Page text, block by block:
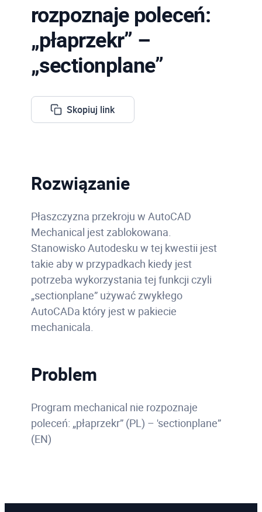
rozpoznaje poleceń:
„płaprzekr” –
„sectionplane”
Skopiuj link
Problem
Program mechanical nie rozpoznaje
poleceń: „płaprzekr” (PL) – 'sectionplane”
(EN)
Rozwiązanie
Płaszczyzna przekroju w AutoCAD
Mechanical jest zablokowana.
Stanowisko Autodesku w tej kwestii jest
takie aby w przypadkach kiedy jest
potrzeba wykorzystania tej funkcji czyli
„sectionplane” używać zwykłego
AutoCADa który jest w pakiecie
mechanicala.